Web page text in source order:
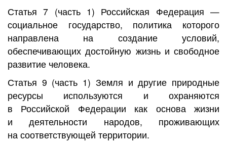
Статья 7 (часть 1) Российская Федерация —
социальное государство, политика которого
направлена на создание условий,
обеспечивающих достойную жизнь и свободное
развитие человека.
Статья 9 (часть 1) Земля и другие природные
ресурсы используются и охраняются
в Российской Федерации как основа жизни
и деятельности народов, проживающих
на соответствующей территории.